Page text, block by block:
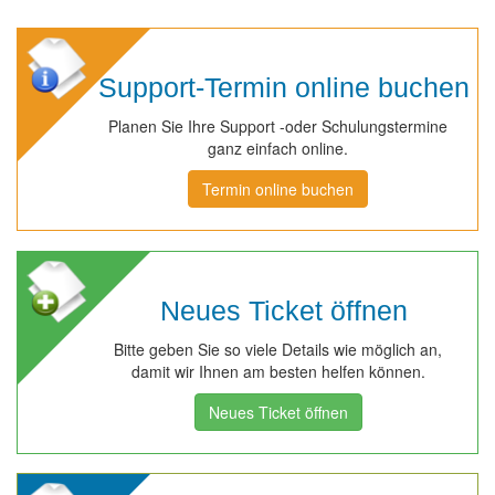
Support-Termin online buchen
Planen Sie Ihre Support -oder Schulungstermine
ganz einfach online.
Termin online buchen
Neues Ticket öffnen
Bitte geben Sie so viele Details wie möglich an,
damit wir Ihnen am besten helfen können.
Neues Ticket öffnen